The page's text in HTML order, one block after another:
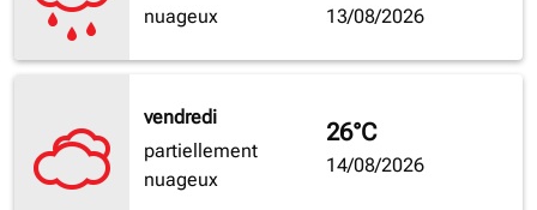
nuageux
13/08/2026
vendredi
partiellement
nuageux
26°C
14/08/2026